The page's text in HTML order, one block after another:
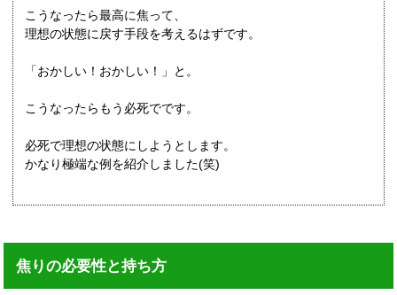
こうなったら最高に焦って、
理想の状態に戻す手段を考えるはずです。
「おかしい！おかしい！」と。
こうなったらもう必死でです。
必死で理想の状態にしようとします。
かなり極端な例を紹介しました(笑)
焦りの必要性と持ち方